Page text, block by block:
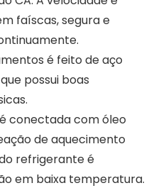
faíscas, segura e
é feito de aço
que possui boas
conectada com óleo
de aquecimento
refrigerante é
em baixa temperatura.